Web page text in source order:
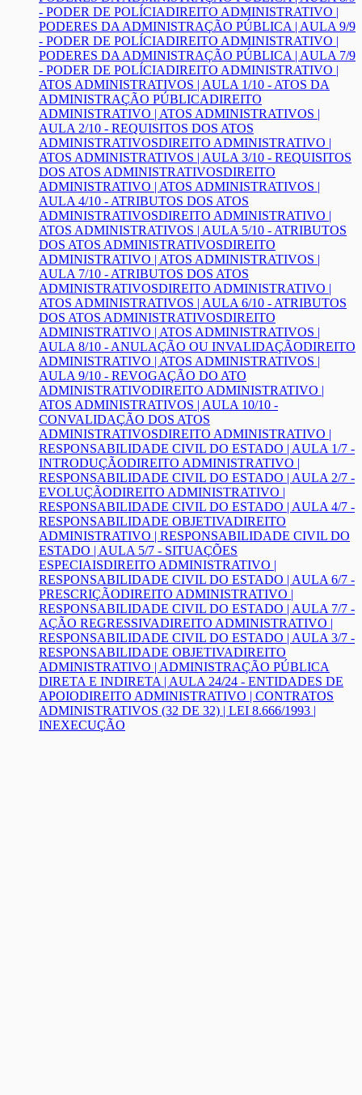
- PODER DE POLÍCIADIREITO ADMINISTRATIVO |
PODERES DA ADMINISTRAÇÃO PÚBLICA | AULA 9/9
- PODER DE POLÍCIADIREITO ADMINISTRATIVO |
PODERES DA ADMINISTRAÇÃO PÚBLICA | AULA 7/9
- PODER DE POLÍCIADIREITO ADMINISTRATIVO |
ATOS ADMINISTRATIVOS | AULA 1/10 - ATOS DA
ADMINISTRAÇÃO PÚBLICADIREITO
ADMINISTRATIVO | ATOS ADMINISTRATIVOS |
AULA 2/10 - REQUISITOS DOS ATOS
ADMINISTRATIVOSDIREITO ADMINISTRATIVO |
ATOS ADMINISTRATIVOS | AULA 3/10 - REQUISITOS
DOS ATOS ADMINISTRATIVOSDIREITO
ADMINISTRATIVO | ATOS ADMINISTRATIVOS |
AULA 4/10 - ATRIBUTOS DOS ATOS
ADMINISTRATIVOSDIREITO ADMINISTRATIVO |
ATOS ADMINISTRATIVOS | AULA 5/10 - ATRIBUTOS
DOS ATOS ADMINISTRATIVOSDIREITO
ADMINISTRATIVO | ATOS ADMINISTRATIVOS |
AULA 7/10 - ATRIBUTOS DOS ATOS
ADMINISTRATIVOSDIREITO ADMINISTRATIVO |
ATOS ADMINISTRATIVOS | AULA 6/10 - ATRIBUTOS
DOS ATOS ADMINISTRATIVOSDIREITO
ADMINISTRATIVO | ATOS ADMINISTRATIVOS |
AULA 8/10 - ANULAÇÃO OU INVALIDAÇÃODIREITO
ADMINISTRATIVO | ATOS ADMINISTRATIVOS |
AULA 9/10 - REVOGAÇÃO DO ATO
ADMINISTRATIVODIREITO ADMINISTRATIVO |
ATOS ADMINISTRATIVOS | AULA 10/10 -
CONVALIDAÇÃO DOS ATOS
ADMINISTRATIVOSDIREITO ADMINISTRATIVO |
RESPONSABILIDADE CIVIL DO ESTADO | AULA 1/7 -
INTRODUÇÃODIREITO ADMINISTRATIVO |
RESPONSABILIDADE CIVIL DO ESTADO | AULA 2/7 -
EVOLUÇÃODIREITO ADMINISTRATIVO |
RESPONSABILIDADE CIVIL DO ESTADO | AULA 4/7 -
RESPONSABILIDADE OBJETIVADIREITO
ADMINISTRATIVO | RESPONSABILIDADE CIVIL DO
ESTADO | AULA 5/7 - SITUAÇÕES
ESPECIAISDIREITO ADMINISTRATIVO |
RESPONSABILIDADE CIVIL DO ESTADO | AULA 6/7 -
PRESCRIÇÃODIREITO ADMINISTRATIVO |
RESPONSABILIDADE CIVIL DO ESTADO | AULA 7/7 -
AÇÃO REGRESSIVADIREITO ADMINISTRATIVO |
RESPONSABILIDADE CIVIL DO ESTADO | AULA 3/7 -
RESPONSABILIDADE OBJETIVADIREITO
ADMINISTRATIVO | ADMINISTRAÇÃO PÚBLICA
DIRETA E INDIRETA | AULA 24/24 - ENTIDADES DE
APOIODIREITO ADMINISTRATIVO | CONTRATOS
ADMINISTRATIVOS (32 DE 32) | LEI 8.666/1993 |
INEXECUÇÃO